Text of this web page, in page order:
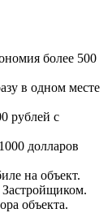
более 500
в одном месте
рублей с
долларов
на объект.
объекта.